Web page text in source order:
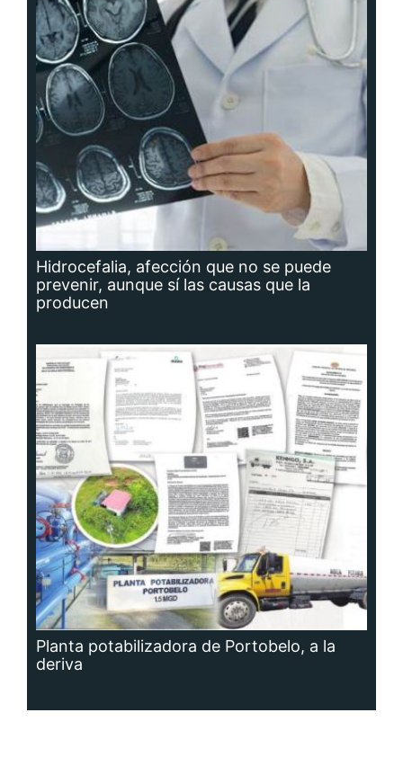
Hidrocefalia, afección que no se puede
prevenir, aunque sí las causas que la
producen
Planta potabilizadora de Portobelo, a la
deriva